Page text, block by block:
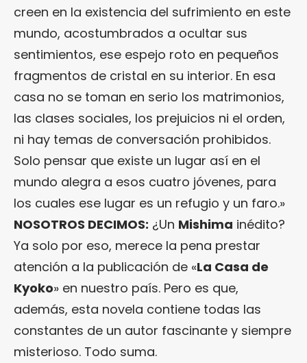
creen en la existencia del sufrimiento en este
mundo, acostumbrados a ocultar sus
sentimientos, ese espejo roto en pequeños
fragmentos de cristal en su interior. En esa
casa no se toman en serio los matrimonios,
las clases sociales, los prejuicios ni el orden,
ni hay temas de conversación prohibidos.
Solo pensar que existe un lugar así en el
mundo alegra a esos cuatro jóvenes, para
los cuales ese lugar es un refugio y un faro.»
NOSOTROS DECIMOS: ¿Un Mishima inédito?
Ya solo por eso, merece la pena prestar
atención a la publicación de «La Casa de
Kyoko» en nuestro país. Pero es que,
además, esta novela contiene todas las
constantes de un autor fascinante y siempre
misterioso. Todo suma.